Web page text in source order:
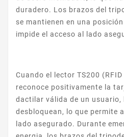
duradero. Los brazos del
se mantienen en una
impide el acceso al lado
Cuando el lector TS200
reconoce positivamente la
dactilar válida de un usuario,
desbloquean, lo que permite
lado asegurado. Durante